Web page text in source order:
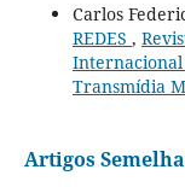
Carlos
REDES ,
Internacional
Transmídia
Artigos